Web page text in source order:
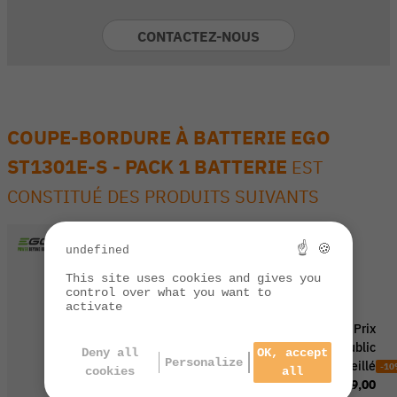
CONTACTEZ-NOUS
COUPE-BORDURE À BATTERIE EGO
ST1301E-S - PACK 1 BATTERIE EST
CONSTITUÉ DES PRODUITS SUIVANTS
€ TTC
0,74 €
d'éco-
Prix
public
conseillé
:
319,00
-
undefined ☝ 🍪
This site uses cookies and gives you
control over what you want to
activate
Deny all
cookies
Personalize
OK, accept
all